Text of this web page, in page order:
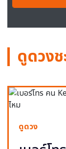
ดูดวงช
ดูดวง